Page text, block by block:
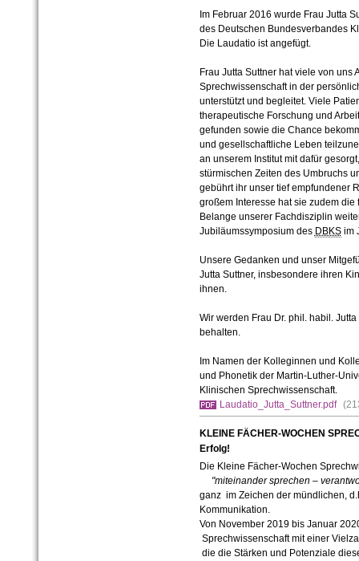
Im Februar 2016 wurde Frau Jutta
des Deutschen Bundesverbandes
Die Laudatio ist angefügt.
Frau Jutta Suttner hat viele von uns
Sprechwissenschaft in der
unterstützt und begleitet. Viele
therapeutische Forschung und
gefunden sowie die Chance
und gesellschaftliche Leben
an unserem Institut mit dafür
stürmischen Zeiten des Umbruchs
gebührt ihr unser tief empfundener
großem Interesse hat sie zudem
Belange unserer Fachdisziplin
Jubiläumssymposium des DBKSim
Unsere Gedanken und unser
Jutta Suttner, insbesondere ihren
ihnen.
Wir werden Frau Dr. phil. habil.
behalten.
Im Namen der Kolleginnen und
und Phonetik der Martin-Luther-
Klinischen Sprechwissenschaft.
Laudatio_Jutta_Suttner.pdf
KLEINE FÄCHER-WOCHEN
Erfolg!
Die Kleine Fächer-Wochen
"miteinander sprechen –
ganz im Zeichen der mündlichen,
Kommunikation.
Von November 2019 bis Januar
Sprechwissenschaft mit einer
die die Stärken und Potenziale